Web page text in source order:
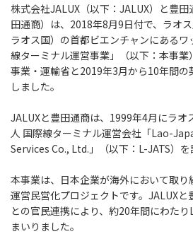
株式会社JALUX（以下：JALUX）と豊
田通商）は、2018年8月9日付で、ラオ
ラオス国）の首都ビエンチャンにある
線ターミナル運営事業」（以下：本事
事業・運輸省と2019年3月から10年間の
しました。
JALUXと豊田通商は、1999年4月にラオ
人 国際線ターミナル運営会社「Lao-
Services Co., Ltd.」（以下：L-JATS）を
本事業は、日本企業が海外において取
運営民営化プロジェクトです。JALUX
との官民連携により、約20年間にわた
まいりました。